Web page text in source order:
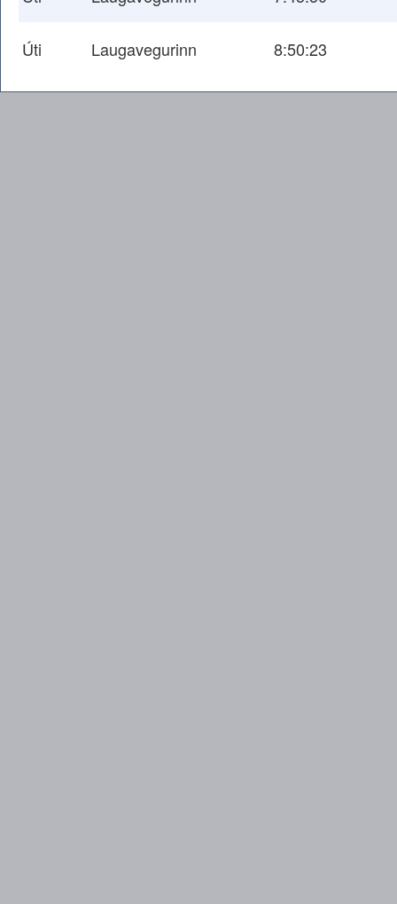
Úti Laugavegurinn 8:50:23